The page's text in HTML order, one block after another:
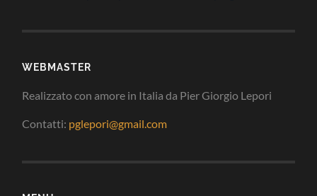
WEBMASTER
Realizzato con amore in Italia da Pier Giorgio Lepori
Contatti: pglepori@gmail.com